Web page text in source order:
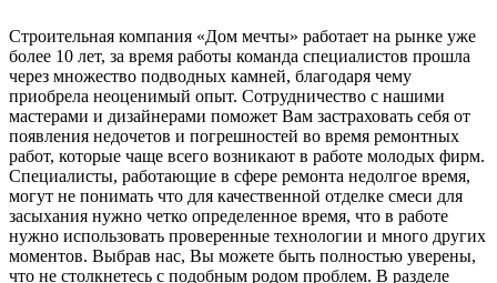
Строительная компания «Дом мечты» работает на рынке уже
более 10 лет, за время работы команда специалистов прошла
через множество подводных камней, благодаря чему
приобрела неоценимый опыт. Сотрудничество с нашими
мастерами и дизайнерами поможет Вам застраховать себя от
появления недочетов и погрешностей во время ремонтных
работ, которые чаще всего возникают в работе молодых фирм.
Специалисты, работающие в сфере ремонта недолгое время,
могут не понимать что для качественной отделке смеси для
засыхания нужно четко определенное время, что в работе
нужно использовать проверенные технологии и много других
моментов. Выбрав нас, Вы можете быть полностью уверены,
что не столкнетесь с подобным родом проблем. В разделе